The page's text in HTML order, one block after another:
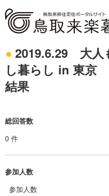
イベント情報 EVENT
しごと
住まい ESTATE
暮らし
2019.6.29 大人
し暮らし in 東
結果
総回答数
0 件
参加人数
参加人数